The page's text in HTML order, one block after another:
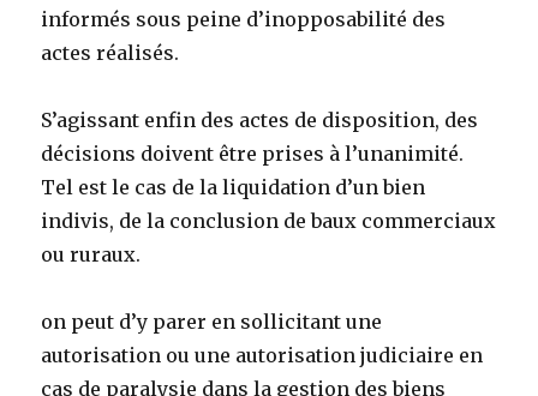
informés sous peine d’inopposabilité des
actes réalisés.
S’agissant enfin des actes de disposition, des
décisions doivent être prises à l’unanimité.
Tel est le cas de la liquidation d’un bien
indivis, de la conclusion de baux commerciaux
ou ruraux.
on peut d’y parer en sollicitant une
autorisation ou une autorisation judiciaire en
cas de paralysie dans la gestion des biens